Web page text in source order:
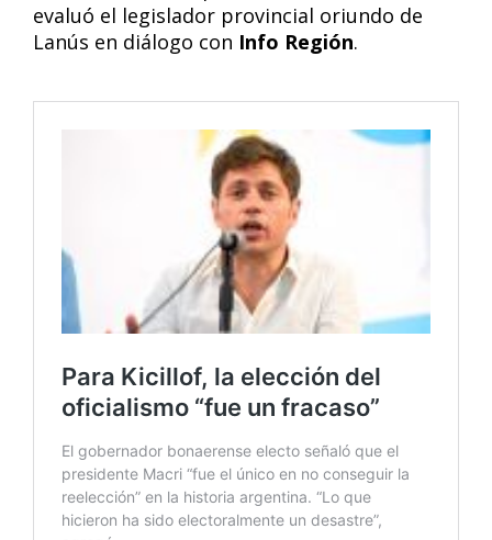
evaluó el legislador provincial oriundo de
Lanús en diálogo con Info Región.